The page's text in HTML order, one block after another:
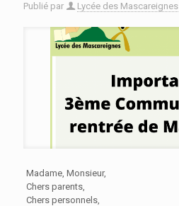
Publié par Lycée des Mascareignes
Madame, Monsieur,
Chers parents,
Chers personnels,